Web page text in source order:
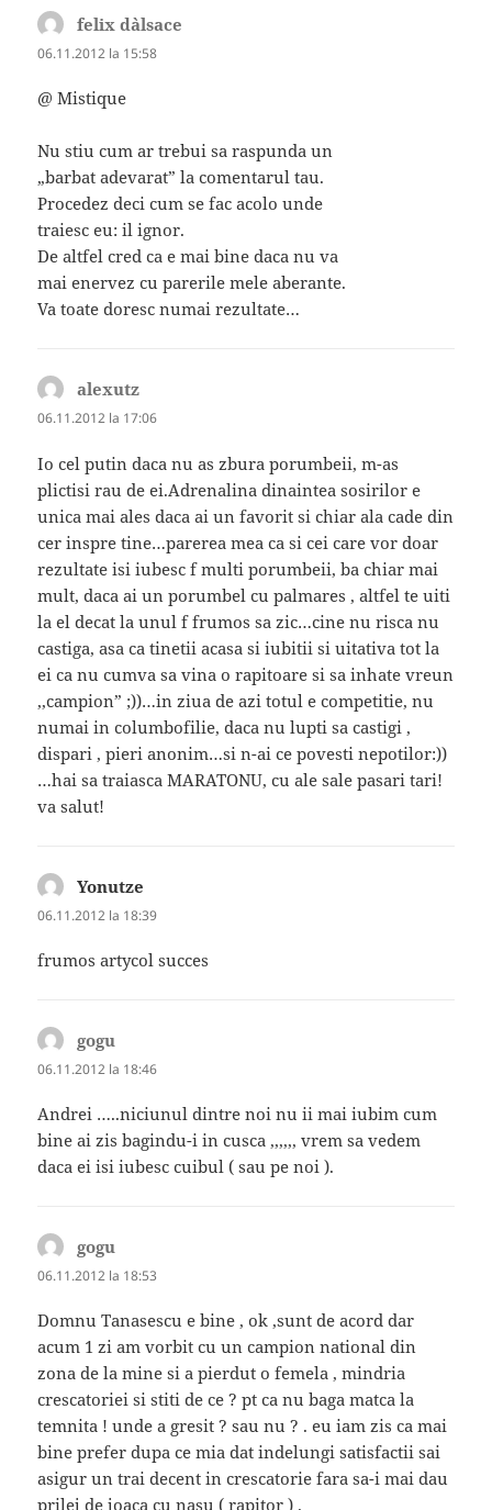
felix d`alsace
06.11.2012 la 15:58
@ Mistique
Nu stiu cum ar trebui sa raspunda un
„barbat adevarat” la comentarul tau.
Procedez deci cum se fac acolo unde
traiesc eu: il ignor.
De altfel cred ca e mai bine daca nu va
mai enervez cu parerile mele aberante.
Va toate doresc numai rezultate…
alexutz
06.11.2012 la 17:06
Io cel putin daca nu as zbura porumbeii, m-as
plictisi rau de ei.Adrenalina dinaintea sosirilor e
unica mai ales daca ai un favorit si chiar ala cade din
cer inspre tine…parerea mea ca si cei care vor doar
rezultate isi iubesc f multi porumbeii, ba chiar mai
mult, daca ai un porumbel cu palmares , altfel te uiti
la el decat la unul f frumos sa zic…cine nu risca nu
castiga, asa ca tinetii acasa si iubitii si uitativa tot la
ei ca nu cumva sa vina o rapitoare si sa inhate vreun
,,campion” ;))…in ziua de azi totul e competitie, nu
numai in columbofilie, daca nu lupti sa castigi ,
dispari , pieri anonim…si n-ai ce povesti nepotilor:))
…hai sa traiasca MARATONU, cu ale sale pasari tari!
va salut!
Yonutze
06.11.2012 la 18:39
frumos artycol succes
gogu
06.11.2012 la 18:46
Andrei …..niciunul dintre noi nu ii mai iubim cum
bine ai zis bagindu-i in cusca ,,,,,, vrem sa vedem
daca ei isi iubesc cuibul ( sau pe noi ).
gogu
06.11.2012 la 18:53
Domnu Tanasescu e bine , ok ,sunt de acord dar
acum 1 zi am vorbit cu un campion national din
zona de la mine si a pierdut o femela , mindria
crescatoriei si stiti de ce ? pt ca nu baga matca la
temnita ! unde a gresit ? sau nu ? . eu iam zis ca mai
bine prefer dupa ce mia dat indelungi satisfactii sai
asigur un trai decent in crescatorie fara sa-i mai dau
prilej de joaca cu nasu ( rapitor ) .